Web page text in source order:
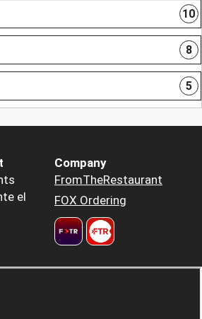
10
8
5
el
Company
FromTheRestaurant
FOX Ordering